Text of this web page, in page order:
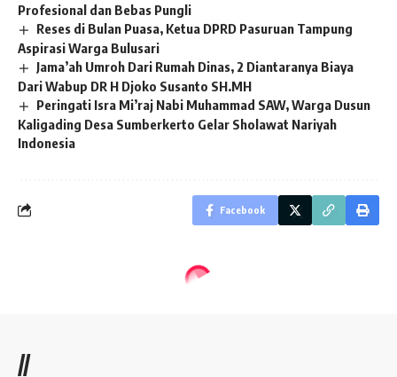
Profesional dan Bebas Pungli
Reses di Bulan Puasa, Ketua DPRD Pasuruan Tampung
Aspirasi Warga Bulusari
Jama’ah Umroh Dari Rumah Dinas, 2 Diantaranya Biaya
Dari Wabup DR H Djoko Susanto SH.MH
Peringati Isra Mi’raj Nabi Muhammad SAW, Warga Dusun
Kaligading Desa Sumberkerto Gelar Sholawat Nariyah
Indonesia
Facebook
//